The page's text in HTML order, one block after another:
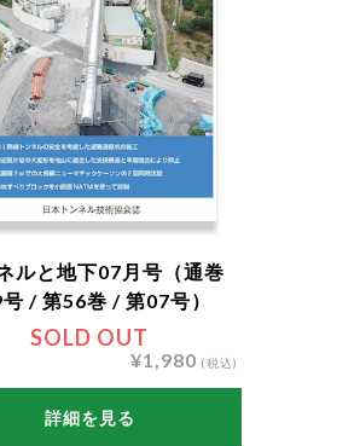
SOLD OUT
ルと地下07月号（通巻
/ 第56巻 / 第07号）
¥1,980 (税込)
詳細を見る